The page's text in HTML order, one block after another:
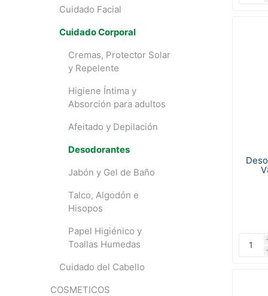
Cuidado Facial
Cuidado Corporal
Cremas, Protector Solar
y Repelente
Higiene Íntima y
Absorción para adultos
Afeitado y Depilación
Desodorantes
Jabón y Gel de Baño
Talco, Algodón e
Hisopos
Papel Higiénico y
Toallas Humedas
Cuidado del Cabello
COSMETICOS